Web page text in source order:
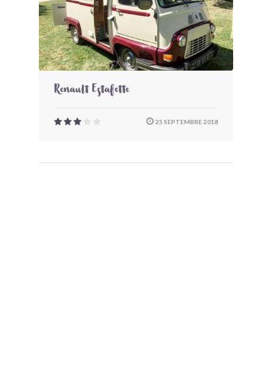
Renault Estafette
25 SEPTEMBRE 2018